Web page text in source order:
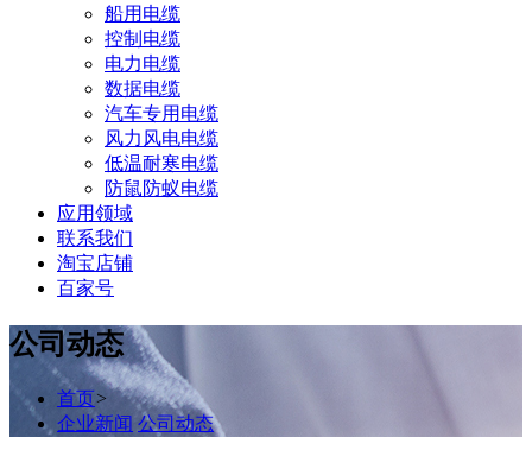
船用电缆
控制电缆
电力电缆
数据电缆
汽车专用电缆
风力风电电缆
低温耐寒电缆
防鼠防蚁电缆
应用领域
联系我们
淘宝店铺
百家号
公司动态
首页>
企业新闻 公司动态